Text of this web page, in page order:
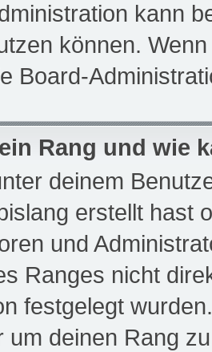
kann
können.
Board-
Rang und wie
deinem
erstellt hast
und
Ranges nicht
festgelegt
um deinen Rang